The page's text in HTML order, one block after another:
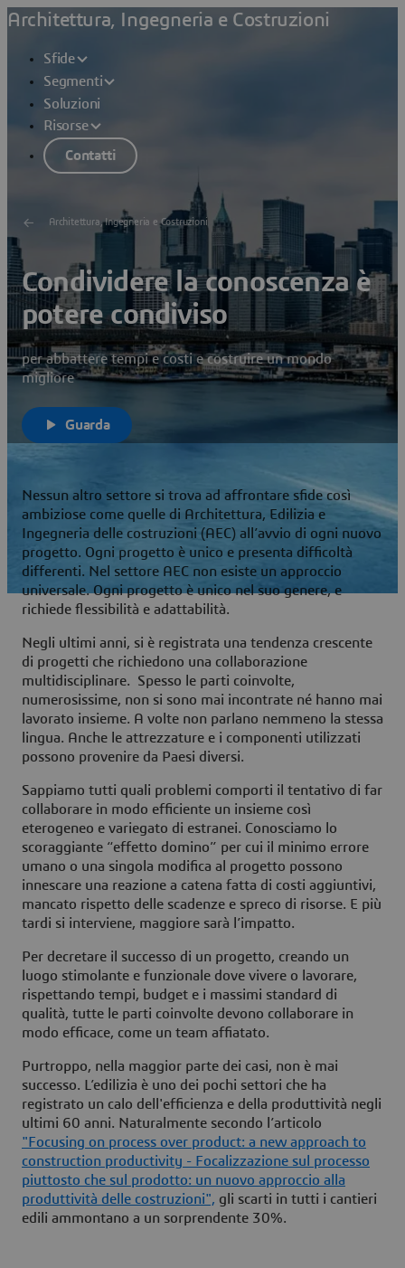
Architettura, Ingegneria e Costruzioni
Sfide
Segmenti
Soluzioni
Risorse
Contatti
Architettura, Ingegneria e Costruzioni
Condividere la conoscenza è
potere condiviso
per abbattere tempi e costi e costruire un mondo
migliore
Guarda
Nessun altro settore si trova ad affrontare sfide così
ambiziose come quelle di Architettura, Edilizia e
Ingegneria delle costruzioni (AEC) all’avvio di ogni nuovo
progetto. Ogni progetto è unico e presenta difficoltà
differenti. Nel settore AEC non esiste un approccio
universale. Ogni progetto è unico nel suo genere, e
richiede flessibilità e adattabilità.
Negli ultimi anni, si è registrata una tendenza crescente
di progetti che richiedono una collaborazione
multidisciplinare. Spesso le parti coinvolte,
numerosissime, non si sono mai incontrate né hanno mai
lavorato insieme. A volte non parlano nemmeno la stessa
lingua. Anche le attrezzature e i componenti utilizzati
possono provenire da Paesi diversi.
Sappiamo tutti quali problemi comporti il tentativo di far
collaborare in modo efficiente un insieme così
eterogeneo e variegato di estranei. Conosciamo lo
scoraggiante “effetto domino” per cui il minimo errore
umano o una singola modifica al progetto possono
innescare una reazione a catena fatta di costi aggiuntivi,
mancato rispetto delle scadenze e spreco di risorse. E più
tardi si interviene, maggiore sarà l’impatto.
Per decretare il successo di un progetto, creando un
luogo stimolante e funzionale dove vivere o lavorare,
rispettando tempi, budget e i massimi standard di
qualità, tutte le parti coinvolte devono collaborare in
modo efficace, come un team affiatato.
Purtroppo, nella maggior parte dei casi, non è mai
successo. L’edilizia è uno dei pochi settori che ha
registrato un calo dell'efficienza e della produttività negli
ultimi 60 anni. Naturalmente secondo l’articolo
"Focusing on process over product: a new approach to
construction productivity - Focalizzazione sul processo
piuttosto che sul prodotto: un nuovo approccio alla
produttività delle costruzioni", gli scarti in tutti i cantieri
edili ammontano a un sorprendente 30%.